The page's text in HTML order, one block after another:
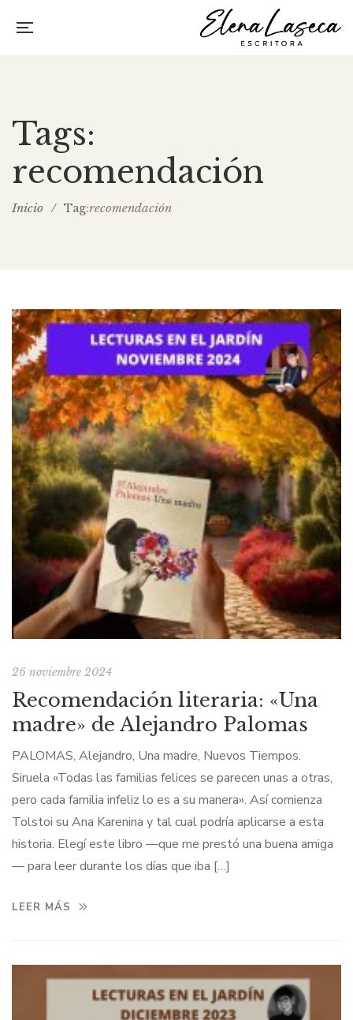
Tags:
recomendación
Inicio / Tag:recomendación
26 noviembre 2024
Recomendación literaria: «Una
madre» de Alejandro Palomas
PALOMAS, Alejandro, Una madre, Nuevos Tiempos.
Siruela «Todas las familias felices se parecen unas a otras,
pero cada familia infeliz lo es a su manera». Así comienza
Tolstoi su Ana Karenina y tal cual podría aplicarse a esta
historia. Elegí este libro —que me prestó una buena amiga
— para leer durante los días que iba […]
LEER MÁS